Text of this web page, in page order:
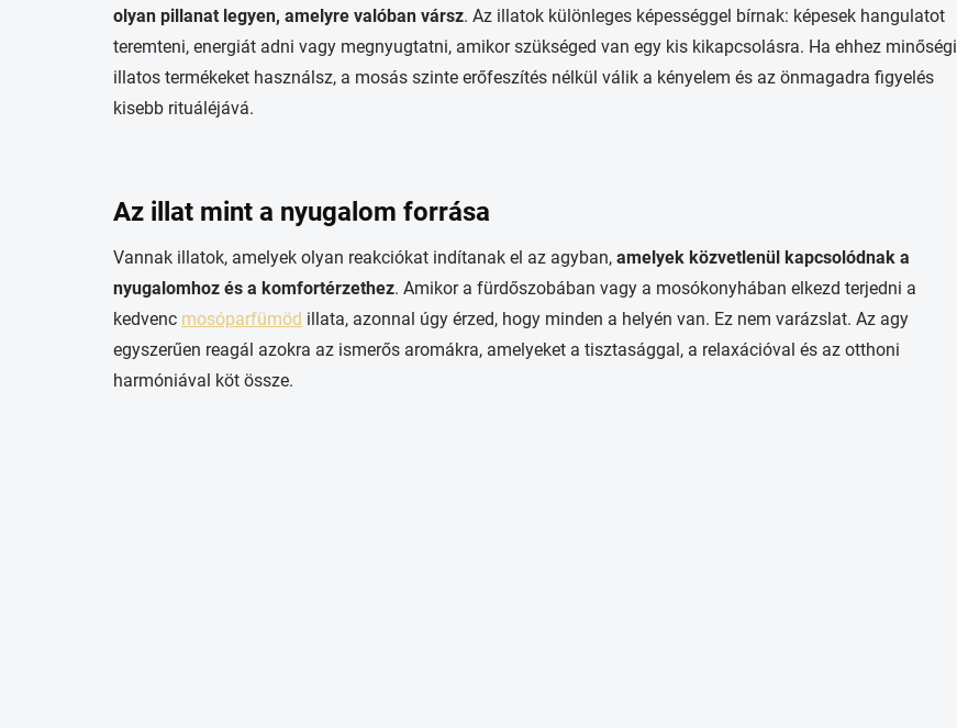
olyan pillanat legyen, amelyre valóban vársz. Az illatok különleges képességgel bírnak: képesek hangulatot
teremteni, energiát adni vagy megnyugtatni, amikor szükséged van egy kis kikapcsolásra. Ha ehhez minőségi
illatos termékeket használsz, a mosás szinte erőfeszítés nélkül válik a kényelem és az önmagadra figyelés
kisebb rituáléjává.
Az illat mint a nyugalom forrása
Vannak illatok, amelyek olyan reakciókat indítanak el az agyban, amelyek közvetlenül kapcsolódnak a
nyugalomhoz és a komfortérzethez. Amikor a fürdőszobában vagy a mosókonyhában elkezd terjedni a
kedvenc mosóparfümöd illata, azonnal úgy érzed, hogy minden a helyén van. Ez nem varázslat. Az agy
egyszerűen reagál azokra az ismerős aromákra, amelyeket a tisztasággal, a relaxációval és az otthoni
harmóniával köt össze.